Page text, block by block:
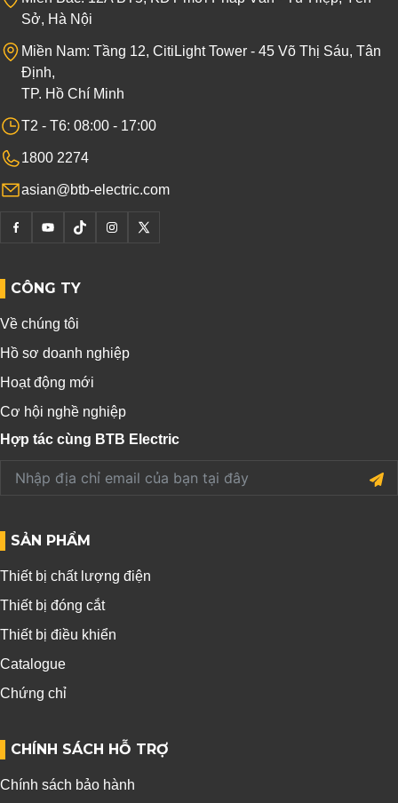
Sở, Hà Nội
Miền Nam: Tầng 12, CitiLight Tower - 45 Võ Thị Sáu, Tân
Định,
TP. Hồ Chí Minh
T2 - T6: 08:00 - 17:00
1800 2274
asian@btb-electric.com
CÔNG TY
Về chúng tôi
Hồ sơ doanh nghiệp
Hoạt động mới
Cơ hội nghề nghiệp
Hợp tác cùng BTB Electric
SẢN PHẨM
Thiết bị chất lượng điện
Thiết bị đóng cắt
Thiết bị điều khiển
Catalogue
Chứng chỉ
CHÍNH SÁCH HỖ TRỢ
Chính sách bảo hành